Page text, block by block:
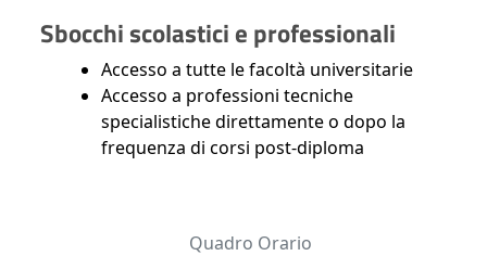
Sbocchi scolastici e professionali
Accesso a tutte le facoltà universitarie
Accesso a professioni tecniche
specialistiche direttamente o dopo la
frequenza di corsi post-diploma
Quadro Orario